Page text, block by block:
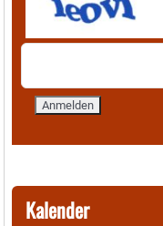
Kalender